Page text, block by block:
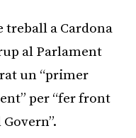
treball a Cardona
al Parlament
un “primer
per “fer front